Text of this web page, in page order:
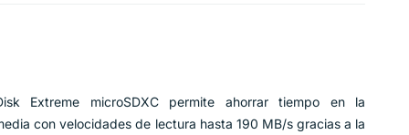
Extreme microSDXC permite ahorrar tiempo en la
con velocidades de lectura hasta 190 MB/s gracias a la